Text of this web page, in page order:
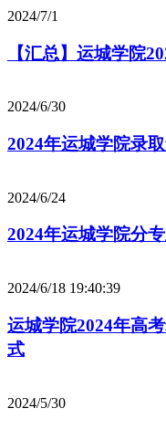
2024/7/1
【汇总】运城学院
2024/6/30
2024年运城学院录
2024/6/24
2024年运城学院分
2024/6/18 19:40:39
运城学院2024年高
式
2024/5/30